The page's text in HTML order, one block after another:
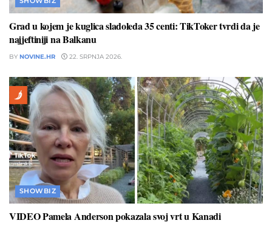
Grad u kojem je kuglica sladoleda 35 centi: TikToker tvrdi da je
najjeftiniji na Balkanu
BY NOVINE.HR 22. SRPNJA 2026.
SHOWBIZ
VIDEO Pamela Anderson pokazala svoj vrt u Kanadi